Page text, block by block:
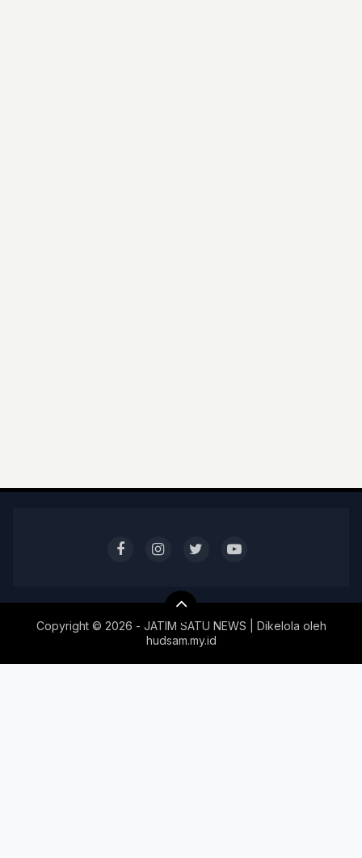
Copyright © 2026 - JATIM SATU NEWS | Dikelola oleh
hudsam.my.id